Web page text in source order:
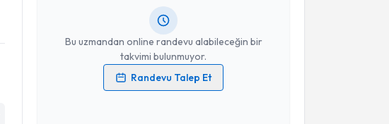
Bu uzmandan online randevu alabileceğin bir
takvimi bulunmuyor.
Randevu Talep Et
Kişisel verilerimin işlenmesine ilişkinAydınlatma Metni